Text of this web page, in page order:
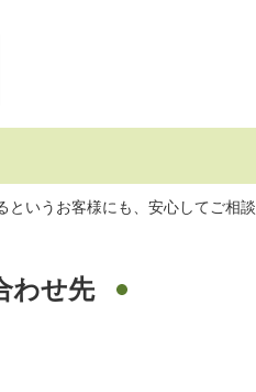
というお客様にも、安心してご相談
わせ先